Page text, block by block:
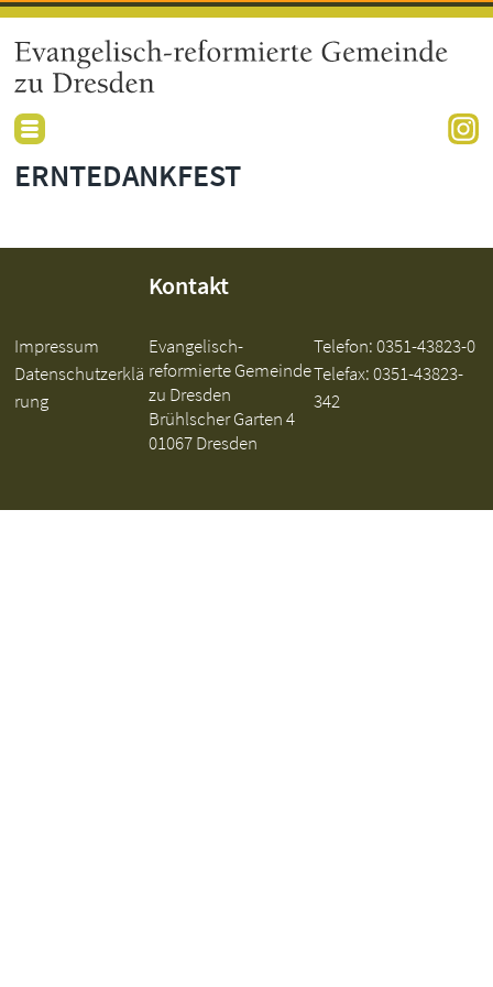
ERNTEDANKFEST
Impressum
Datenschutzerklä
rung
Kontakt
Evangelisch-
reformierte Gemeinde
zu Dresden
Brühlscher Garten 4
01067 Dresden
Telefon:0351-43823-0
Telefax: 0351-43823-
342